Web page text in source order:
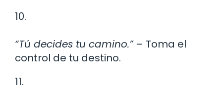
10.
“Tú decides tu camino.”– Toma el
control de tu destino.
11.